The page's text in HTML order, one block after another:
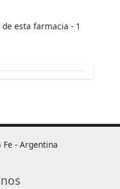
esta farmacia - 1
- Argentina